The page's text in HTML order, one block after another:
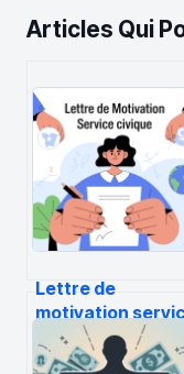
Articles Qui
Lettre de
motivation
civique :
conseils et